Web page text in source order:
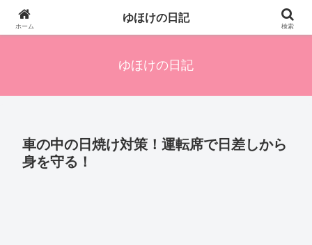
四人の子を持つ母のズボラ生活備忘録です。興味のあることアレやコレ、色々
発信します。
ゆほけの日記
車の中の日焼け対策！運転席で日差しから
身を守る！
ホーム
ゆほけの日記
検索